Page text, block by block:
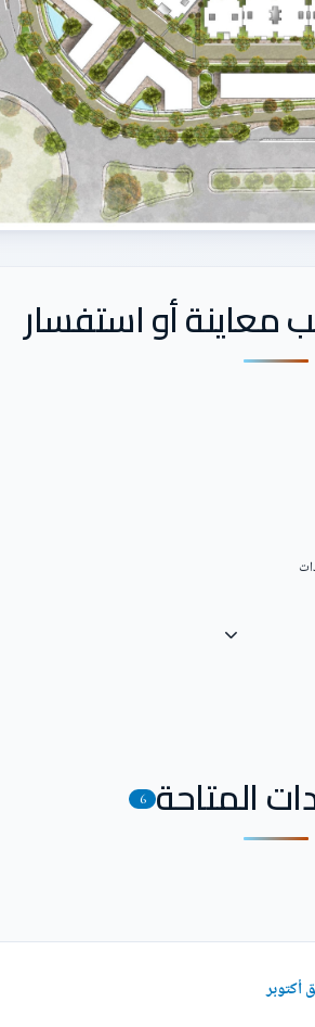
معاينة أو استفسار
المتاحة 6
أكتوبر